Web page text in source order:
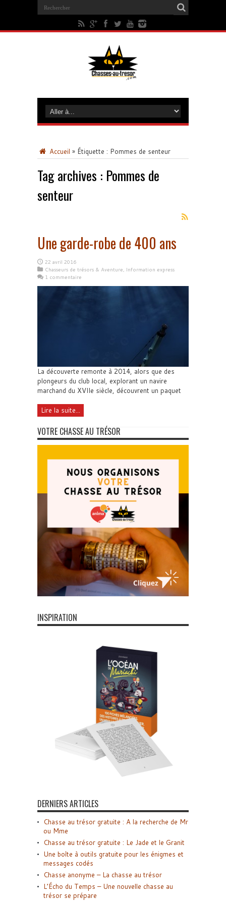
Accueil » Étiquette : Pommes de senteur
Tag archives : Pommes de
senteur
Une garde-robe de 400 ans
22 avril 2016
Chasseurs de trésors & Aventure, Information express
1 commentaire
La découverte remonte à 2014, alors que des
plongeurs du club local, explorant un navire
marchand du XVIIe siècle, découvrent un paquet
Lire la suite...
VOTRE CHASSE AU TRÉSOR
INSPIRATION
DERNIERS ARTICLES
Chasse au trésor gratuite : A la recherche de Mr
ou Mme
Chasse au trésor gratuite : Le Jade et le Granit
Une boîte à outils gratuite pour les énigmes et
messages codés
Chasse anonyme – La chasse au trésor
L’Écho du Temps – Une nouvelle chasse au
trésor se prépare